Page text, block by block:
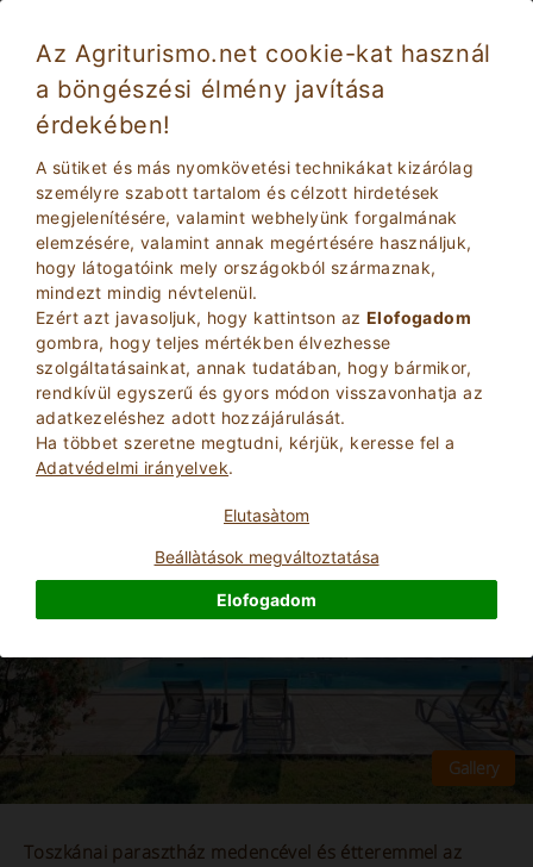
Az Agriturismo.net cookie-kat használ
a böngészési élmény javítása
érdekében!
A sütiket és más nyomkövetési technikákat kizárólag
személyre szabott tartalom és célzott hirdetések
megjelenítésére, valamint webhelyünk forgalmának
elemzésére, valamint annak megértésére használjuk,
hogy látogatóink mely országokból származnak,
mindezt mindig névtelenül.
Ezért azt javasoljuk, hogy kattintson az Elofogadom
gombra, hogy teljes mértékben élvezhesse
szolgáltatásainkat, annak tudatában, hogy bármikor,
rendkívül egyszerű és gyors módon visszavonhatja az
adatkezeléshez adott hozzájárulását.
Ha többet szeretne megtudni, kérjük, keresse fel a
Adatvédelmi irányelvek.
Elutasà­tom
Beállà­tások megváltoztatása
Elofogadom
Rosignano Marittimo 5572
Livorno, Rosignano Marittimo (Lásd Térkép)
34Ágyhelyek
KéRDEZZE TULAJDONOS BOOK
További információ
Toszkánai parasztház medencével és étteremmel az